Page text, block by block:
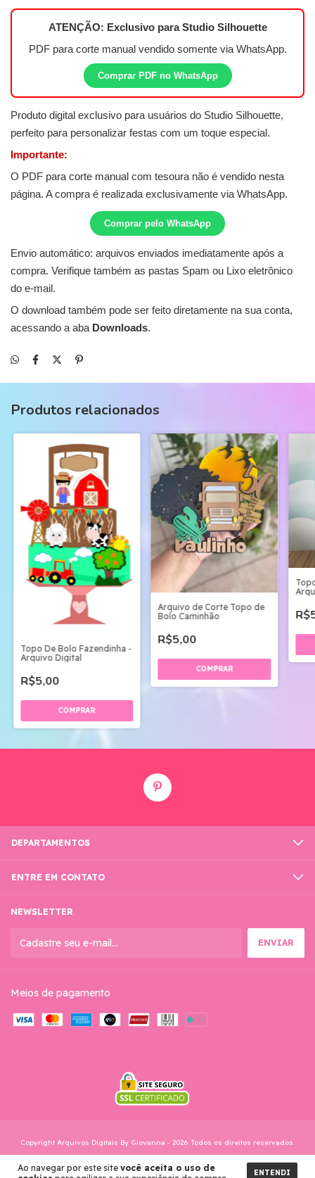
Ao navegar por este site você aceita o uso de
ENTENDI
ATENÇÃO: Exclusivo paraStudio Silhouette
PDF para corte manual vendido somente via WhatsApp.
Comprar PDF no WhatsApp
Produto digital exclusivo para usuários do Studio Silhouette,
perfeito para personalizar festas com um toque especial.
Importante:
O PDF para corte manual com tesoura não é vendido nesta
página. A compra é realizada exclusivamente via WhatsApp.
Comprar pelo WhatsApp
Envio automático: arquivos enviados imediatamente após a
compra. Verifique também as pastas Spam ou Lixo eletrônico
do e-mail.
O download também pode ser feito diretamente na sua conta,
acessando a aba Downloads.
Produtos relacionados
Topo De Bolo Fazendinha -
Arquivo Digital
R$5,00
Arquivo de Corte Topo de
Bolo Caminhão
R$5,00
DEPARTAMENTOS
ENTRE EM CONTATO
NEWSLETTER
Meios de pagamento
Copyright Arquivos Digitais By Giovanna - 2026. Todos os direitos reservados.